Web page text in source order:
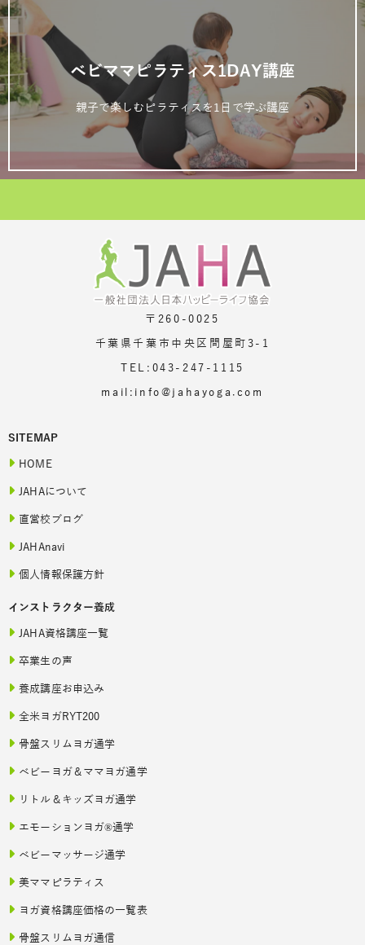
ベビママピラティス1DAY講座
親子で楽しむピラティスを1日で学ぶ講座
〒260-0025
千葉県千葉市中央区問屋町3-1
TEL:043-247-1115
mail:info@jahayoga.com
SITEMAP
HOME
JAHAについて
直営校ブログ
JAHAnavi
個人情報保護方針
インストラクター養成
JAHA資格講座一覧
卒業生の声
養成講座お申込み
全米ヨガRYT200
骨盤スリムヨガ通学
ベビーヨガ＆ママヨガ通学
リトル＆キッズヨガ通学
エモーションヨガ®通学
ベビーマッサージ通学
美ママピラティス
ヨガ資格講座価格の一覧表
骨盤スリムヨガ通信